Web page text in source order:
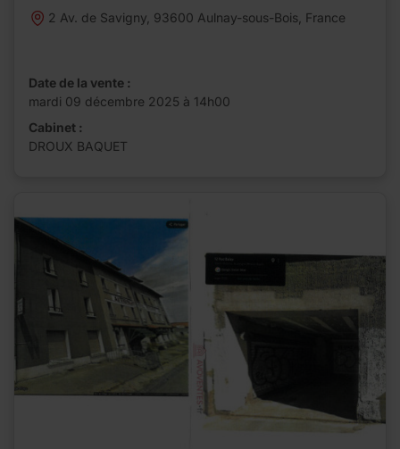
2 Av. de Savigny, 93600 Aulnay-sous-Bois, France
Date de la vente :
mardi 09 décembre 2025 à 14h00
Cabinet :
DROUX BAQUET